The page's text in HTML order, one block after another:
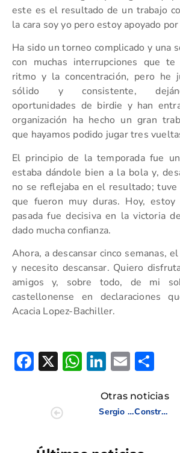
este es el resultado de un trabajo
la cara soy yo pero estoy apoyado
Ha sido un torneo complicado y una
con muchas interrupciones que
ritmo y la concentración, pero he
sólido y consistente,
oportunidades de birdie y han
organización ha hecho un gran
que hayamos podido jugar tres
El principio de la temporada fue
estaba dándole bien a la bola y,
no se reflejaba en el resultado; tuve
que fueron muy duras. Hoy, estoy
pasada fue decisiva en la victoria
dado mucha confianza.
Ahora, a descansar cinco semanas,
y necesito descansar. Quiero
amigos y, sobre todo, de mi
castellonense en declaraciones
Acacia Lopez-Bachiller.
Facebook
X WhatsApp
LinkedIn
Email
Otras noticias
Sergio García, Natalia Escuriola y Luis Méndez, homenajeados en la Gala del Golf Español 2012
Construcción de la Escuela Municipal de Golf de Elche